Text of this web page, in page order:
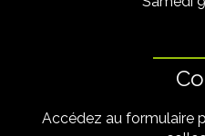
Accédez au formulaire